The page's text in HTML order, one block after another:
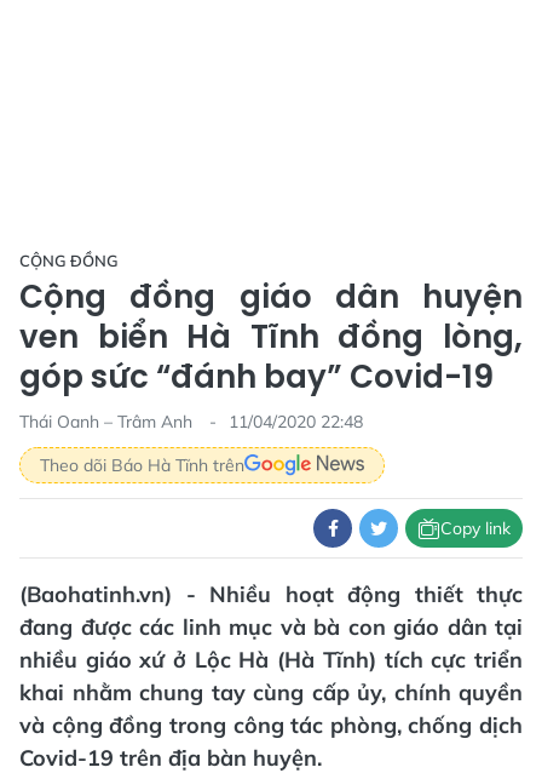
CỘNG ĐỒNG
Cộng đồng giáo dân huyện
ven biển Hà Tĩnh đồng lòng,
góp sức “đánh bay” Covid-19
Thái Oanh – Trâm Anh
11/04/2020 22:48
Theo dõi Báo Hà Tĩnh trên
Copy link
(Baohatinh.vn) - Nhiều hoạt động thiết thực
đang được các linh mục và bà con giáo dân tại
nhiều giáo xứ ở Lộc Hà (Hà Tĩnh) tích cực triển
khai nhằm chung tay cùng cấp ủy, chính quyền
và cộng đồng trong công tác phòng, chống dịch
Covid-19 trên địa bàn huyện.